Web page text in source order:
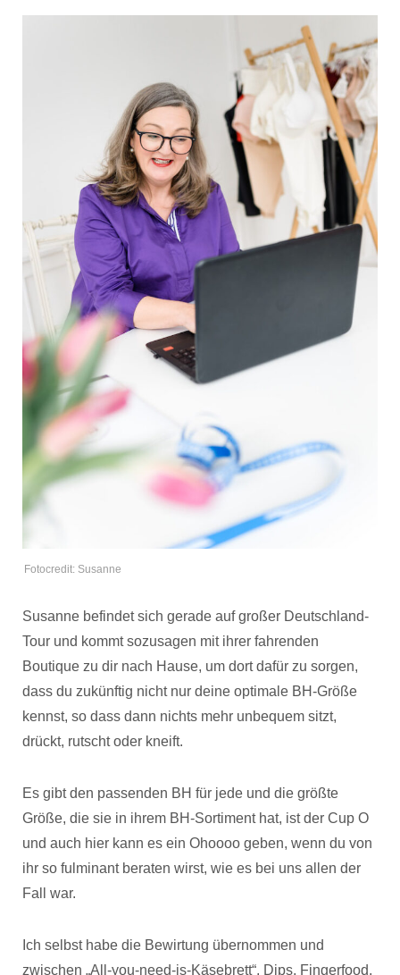
Fotocredit: Susanne
Susanne befindet sich gerade auf großer Deutschland-
Tour und kommt sozusagen mit ihrer fahrenden
Boutique zu dir nach Hause, um dort dafür zu sorgen,
dass du zukünftig nicht nur deine optimale BH-Größe
kennst, so dass dann nichts mehr unbequem sitzt,
drückt, rutscht oder kneift.
Es gibt den passenden BH für jede und die größte
Größe, die sie in ihrem BH-Sortiment hat, ist der Cup O
und auch hier kann es ein Ohoooo geben, wenn du von
ihr so fulminant beraten wirst, wie es bei uns allen der
Fall war.
Ich selbst habe die Bewirtung übernommen und
zwischen „All-you-need-is-Käsebrett“, Dips, Fingerfood,